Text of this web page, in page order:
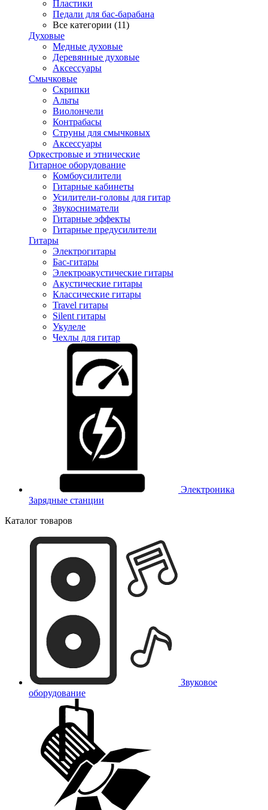
Пластики
Педали для бас-барабана
Все категории (11)
Духовые
Медные духовые
Деревянные духовые
Аксессуары
Смычковые
Скрипки
Альты
Виолончели
Контрабасы
Струны для смычковых
Аксеcсуары
Оркестровые и этнические
Гитарное оборудование
Комбоусилители
Гитарные кабинеты
Усилители-головы для гитар
Звукосниматели
Гитарные эффекты
Гитарные предусилители
Гитары
Электрогитары
Бас-гитары
Электроакустические гитары
Акустические гитары
Классические гитары
Travel гитары
Silent гитары
Укулеле
Чехлы для гитар
Электроника
Зарядные станции
Каталог товаров
Звуковое
оборудование